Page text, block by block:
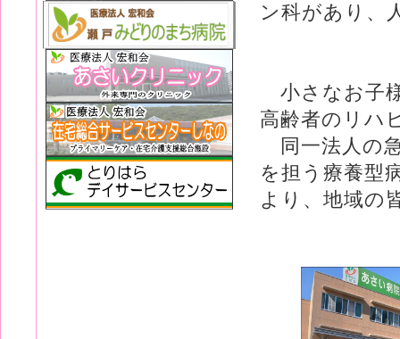
ン科があり、
小さなお子
高齢者のリハ
同一法人の
を担う療養型
より、地域の